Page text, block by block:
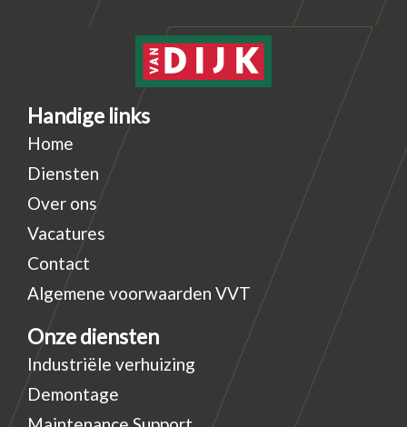
Handige links
Home
Diensten
Over ons
Vacatures
Contact
Algemene voorwaarden VVT
Onze diensten
Industriële verhuizing
Demontage